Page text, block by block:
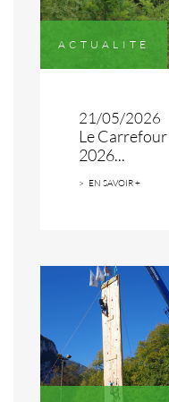
ACTUALITÉ
21/05/2026
Le
2026...
EN SAVOIR +